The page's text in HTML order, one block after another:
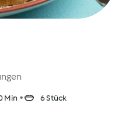
Min 6 Stück